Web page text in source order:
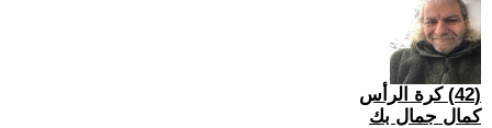
(42) كرة الرأس
كمال جمال بك